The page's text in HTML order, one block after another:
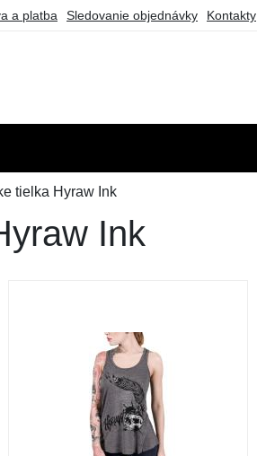
a platba Sledovanie objednávky Kontakty
tielka Hyraw Ink
Ink